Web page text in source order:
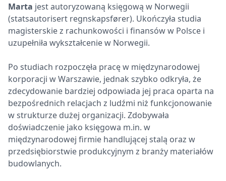
Marta jest autoryzowaną księgową w Norwegii
(statsautorisert regnskapsfører). Ukończyła studia
magisterskie z rachunkowości i finansów w Polsce i
uzupełniła wykształcenie w Norwegii.
Po studiach rozpoczęła pracę w międzynarodowej
korporacji w Warszawie, jednak szybko odkryła, że
zdecydowanie bardziej odpowiada jej praca oparta na
bezpośrednich relacjach z ludźmi niż funkcjonowanie
w strukturze dużej organizacji. Zdobywała
doświadczenie jako księgowa m.in. w
międzynarodowej firmie handlującej stalą oraz w
przedsiębiorstwie produkcyjnym z branży materiałów
budowlanych.